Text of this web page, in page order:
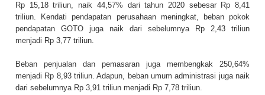
Rp 15,18 triliun, naik 44,57% dari tahun 2020 sebesar Rp 8,41
triliun. Kendati pendapatan perusahaan meningkat, beban pokok
pendapatan GOTO juga naik dari sebelumnya Rp 2,43 triliun
menjadi Rp 3,77 triliun.
Beban penjualan dan pemasaran juga membengkak 250,64%
menjadi Rp 8,93 triliun. Adapun, beban umum administrasi juga naik
dari sebelumnya Rp 3,91 triliun menjadi Rp 7,78 triliun.